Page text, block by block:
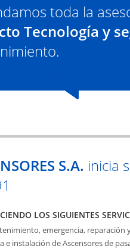
toda la
Tecnología y
S.A. inicia
LOS SIGUIENTES
emergencia, reparación
e instalación de Ascensores de